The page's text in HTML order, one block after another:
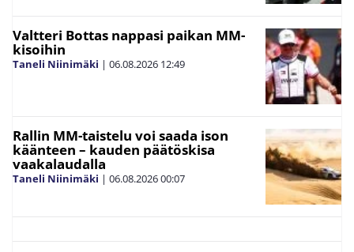
Valtteri Bottas nappasi paikan MM-
kisoihin
Taneli Niinimäki | 06.08.2026 12:49
Rallin MM-taistelu voi saada ison
käänteen – kauden päätöskisa
vaakalaudalla
Taneli Niinimäki | 06.08.202600:07